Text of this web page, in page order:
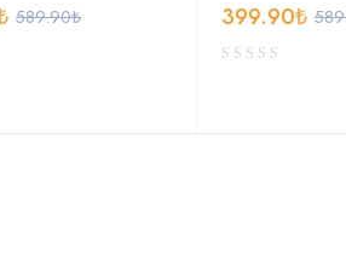
589.90₺ 399.90₺